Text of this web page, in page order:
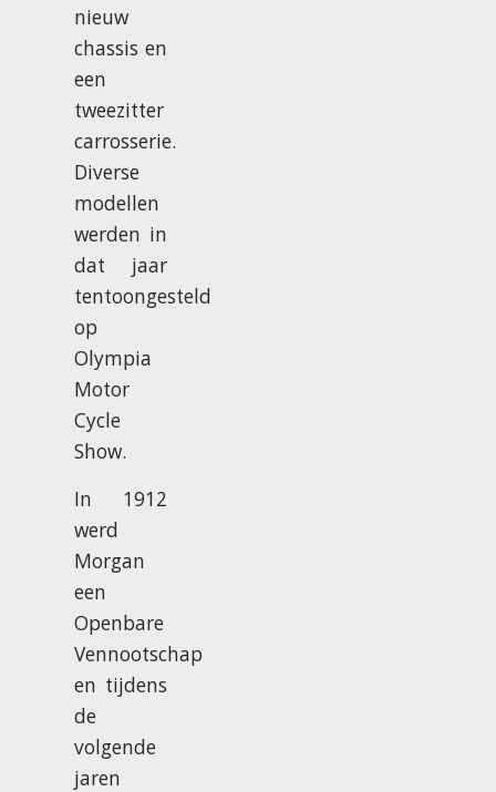
nieuw
chassis en
een
tweezitter
carrosserie.
Diverse
modellen
werden in
dat jaar
tentoongesteld
op
Olympia
Motor
Cycle
Show.
In 1912
werd
Morgan
een
Openbare
Vennootschap
en tijdens
de
volgende
jaren